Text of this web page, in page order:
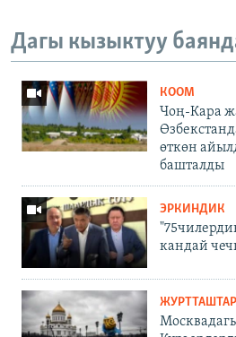
Дагы кызыктуу
КООМ
Чоң-Кара
өткөн
башталды
ЭРКИНДИК
кандай
ЖУРТТАШТАР